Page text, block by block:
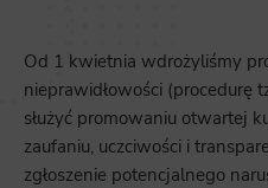
Od 1 kwietnia wdrożyliśmy
nieprawidłowości (procedurę
służyć promowaniu otwartej
zaufaniu, uczciwości i
zgłoszenie potencjalnego